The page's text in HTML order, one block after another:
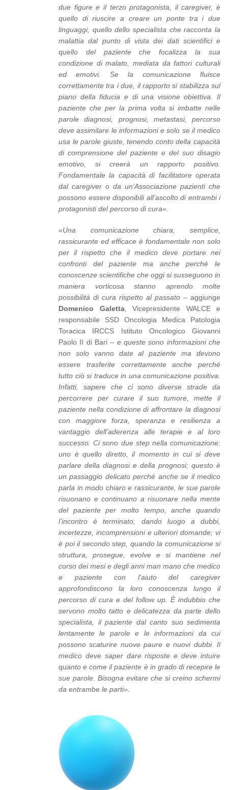
due figure e il terzo protagonista, il caregiver, è
quello di riuscire a creare un ponte tra i due
linguaggi, quello dello specialista che racconta la
malattia dal punto di vista dei dati scientifici e
quello del paziente che focalizza la sua
condizione di malato, mediata da fattori culturali
ed emotivi. Se la comunicazione fluisce
correttamente tra i due, il rapporto si stabilizza sul
piano della fiducia e di una visione obiettiva. Il
paziente che per la prima volta si imbatte nelle
parole diagnosi, prognosi, metastasi, percorso
deve assimilare le informazioni e solo se il medico
usa le parole giuste, tenendo conto della capacità
di comprensione del paziente e del suo disagio
emotivo, si creerà un rapporto positivo.
Fondamentale la capacità di facilitatore operata
dal caregiver o da un’Associazione pazienti che
possono essere disponibili all’ascolto di entrambi i
protagonisti del percorso di cura».
«Una comunicazione chiara, semplice,
rassicurante ed efficace è fondamentale non solo
per il rispetto che il medico deve portare nei
confronti del paziente ma anche perché le
conoscenze scientifiche che oggi si susseguono in
maniera vorticosa stanno aprendo molte
possibilità di cura rispetto al passato – aggiunge
Domenico Galetta, Vicepresidente WALCE e
responsabile SSD Oncologia Medica Patologia
Toracica IRCCS Istituto Oncologico Giovanni
Paolo II di Bari – e queste sono informazioni che
non solo vanno date al paziente ma devono
essere trasferite correttamente anche perché
tutto ciò si traduce in una comunicazione positiva.
Infatti, sapere che ci sono diverse strade da
percorrere per curare il suo tumore, mette il
paziente nella condizione di affrontare la diagnosi
con maggiore forza, speranza e resilienza a
vantaggio dell’aderenza alle terapie e al loro
successo. Ci sono due step nella comunicazione:
uno è quello diretto, il momento in cui si deve
parlare della diagnosi e della prognosi; questo è
un passaggio delicato perché anche se il medico
parla in modo chiaro e rassicurante, le sue parole
risuonano e continuano a risuonare nella mente
del paziente per molto tempo, anche quando
l’incontro è terminato, dando luogo a dubbi,
incertezze, incomprensioni e ulteriori domande; vi
è poi il secondo step, quando la comunicazione si
struttura, prosegue, evolve e si mantiene nel
corso dei mesi e degli anni man mano che medico
e paziente con l’aiuto del caregiver
approfondiscono la loro conoscenza lungo il
percorso di cura e del follow up. È indubbio che
servono molto tatto e delicatezza da parte dello
specialista, il paziente dal canto suo sedimenta
lentamente le parole e le informazioni da cui
possono scaturire nuove paure e nuovi dubbi. Il
medico deve saper dare risposte e deve intuire
quanto e come il paziente è in grado di recepire le
sue parole. Bisogna evitare che si creino schermi
da entrambe le parti».